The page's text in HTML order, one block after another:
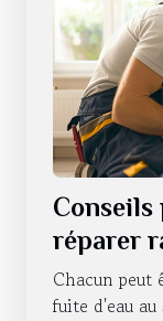
réparer
d'eau
Chacun
fuite d'eau